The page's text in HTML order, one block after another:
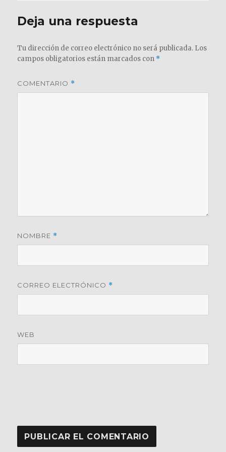
Deja una respuesta
Tu dirección de correo electrónico no será publicada. Los
campos obligatorios están marcados con *
COMENTARIO *
NOMBRE *
CORREO ELECTRÓNICO *
WEB